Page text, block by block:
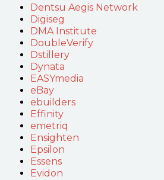
Dentsu Aegis Network
Digiseg
DMA Institute
DoubleVerify
Dstillery
Dynata
EASYmedia
eBay
ebuilders
Effinity
emetriq
Ensighten
Epsilon
Essens
Evidon